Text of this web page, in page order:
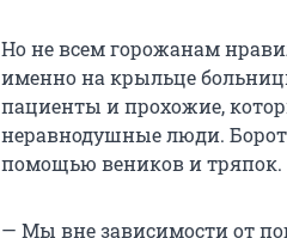
Но не всем горожанам
именно на крыльце
пациенты и прохожие,
неравнодушные люди.
помощью веников и тряпок.
— Мы вне зависимости от